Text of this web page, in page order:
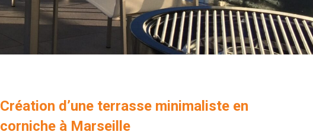
Création d’une terrasse minimaliste en
corniche à Marseille